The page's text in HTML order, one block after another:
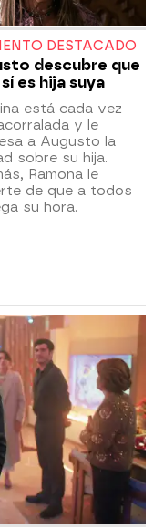
DESTACADO
descubre que
sí es hija suya
está cada vez
y le
a Augusto la
sobre su hija.
Ramona le
de que a todos
su hora.